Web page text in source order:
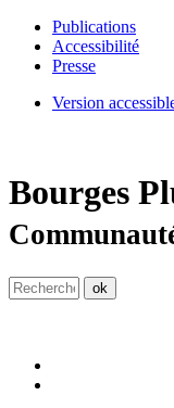
Publications
Accessibilité
Presse
Version
Bourges